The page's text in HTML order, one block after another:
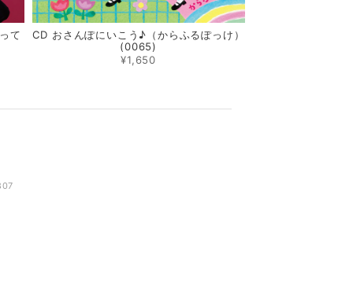
て
CD おさんぽにいこう♪（からふるぽっけ）
(0065)
¥1,650